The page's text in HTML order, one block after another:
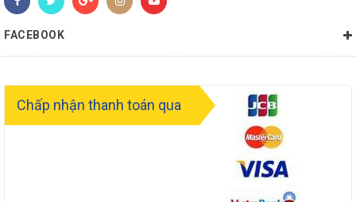
FACEBOOK
Chấp nhận thanh toán qua